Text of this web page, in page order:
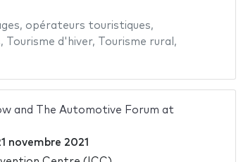
, opérateurs touristiques,
, Tourisme d'hiver, Tourisme rural ,
and The Automotive Forum at
novembre 2021